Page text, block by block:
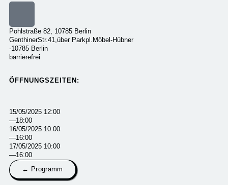
Pohlstraße 82, 10785 Berlin
GenthinerStr.41,über Parkpl.Möbel-Hübner
-10785 Berlin
barrierefrei
ÖFFNUNGSZEITEN:
15/05/2025 12:00
—18:00
16/05/2025 10:00
—16:00
17/05/2025 10:00
—16:00
← Programm